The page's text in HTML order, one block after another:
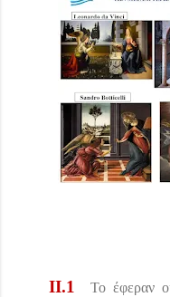
II.1 Το έφεραν